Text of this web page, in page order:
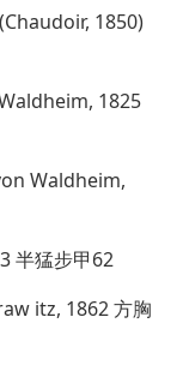
1850)
1825
Waldheim,
半猛步甲62
itz, 1862 方胸